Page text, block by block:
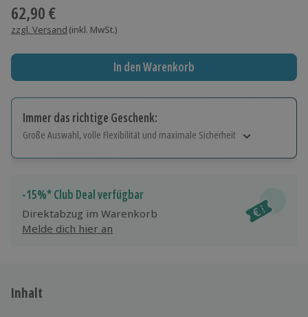
62,90 €
zzgl. Versand (inkl. MwSt.)
In den Warenkorb
Immer das richtige Geschenk:
Große Auswahl, volle Flexibilität und maximale Sicherheit
Jeder Gutschein für alle Erlebnisse einlösbar.
Maximale Sicherheit
10 Jahre gültig & verlängerbar.
-15%* Club Deal verfügbar
Direktabzug im Warenkorb
Melde dich hier an
Inhalt